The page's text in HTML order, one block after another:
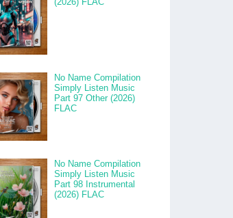
No Name Compilation
Simply Listen Music
Part 97 Other (2026)
FLAC
No Name Compilation
Simply Listen Music
Part 98 Instrumental
(2026) FLAC